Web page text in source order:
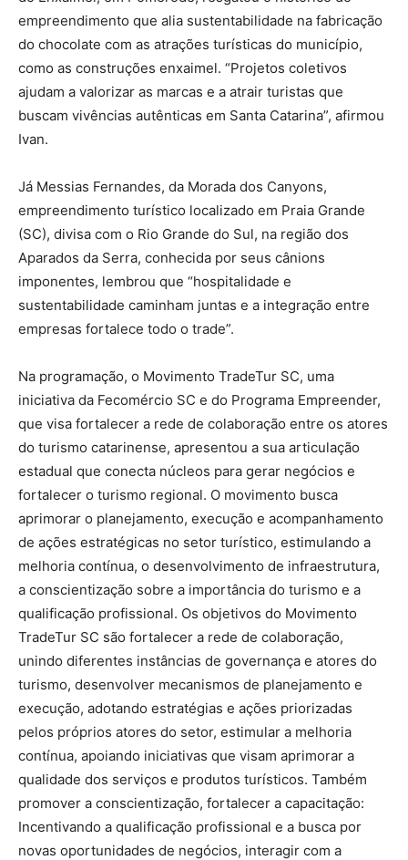
empreendimento que alia sustentabilidade na fabricação
do chocolate com as atrações turísticas do município,
como as construções enxaimel. “Projetos coletivos
ajudam a valorizar as marcas e a atrair turistas que
buscam vivências autênticas em Santa Catarina”, afirmou
Ivan.
Já Messias Fernandes, da Morada dos Canyons,
empreendimento turístico localizado em Praia Grande
(SC), divisa com o Rio Grande do Sul, na região dos
Aparados da Serra, conhecida por seus cânions
imponentes, lembrou que “hospitalidade e
sustentabilidade caminham juntas e a integração entre
empresas fortalece todo o trade”.
Na programação, o Movimento TradeTur SC, uma
iniciativa da Fecomércio SC e do Programa Empreender,
que visa fortalecer a rede de colaboração entre os atores
do turismo catarinense, apresentou a sua articulação
estadual que conecta núcleos para gerar negócios e
fortalecer o turismo regional. O movimento busca
aprimorar o planejamento, execução e acompanhamento
de ações estratégicas no setor turístico, estimulando a
melhoria contínua, o desenvolvimento de infraestrutura,
a conscientização sobre a importância do turismo e a
qualificação profissional. Os objetivos do Movimento
TradeTur SC são fortalecer a rede de colaboração,
unindo diferentes instâncias de governança e atores do
turismo, desenvolver mecanismos de planejamento e
execução, adotando estratégias e ações priorizadas
pelos próprios atores do setor, estimular a melhoria
contínua, apoiando iniciativas que visam aprimorar a
qualidade dos serviços e produtos turísticos. Também
promover a conscientização, fortalecer a capacitação:
Incentivando a qualificação profissional e a busca por
novas oportunidades de negócios, interagir com a